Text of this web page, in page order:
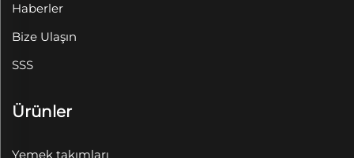
Haberler
Bize Ulaşın
SSS
Ürünler
Yemek takımları